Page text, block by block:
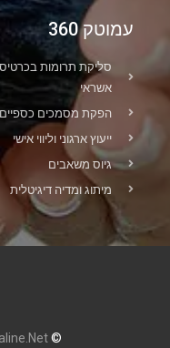
עמוטק 360
סליקת תרומות בכרטיס
אשראי
הפקת מסמכים כספיים
ייעוץ ארגוני וליווי אישי
גיוס משאבים
מיתוג ומדיה דיגיטלית
© Powered By –